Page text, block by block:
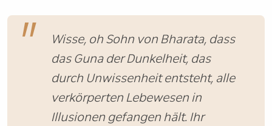
Wisse, oh Sohn von Bharata, dass
das Guna der Dunkelheit, das
durch Unwissenheit entsteht, alle
verkörperten Lebewesen in
Illusionen gefangen hält. Ihr